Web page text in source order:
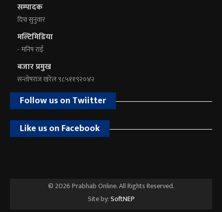
सम्पादक
दिपा सुनुवार
मल्टिमिडिया
- मनिष राई
बजार प्रमुख
सन्तोषराज खरेल ९८५११९२०४२
Follow us on Twiitter
Like us on Facebook
© 2026 Prabhab Online. All Rights Reserved.
Site by:SoftNEP